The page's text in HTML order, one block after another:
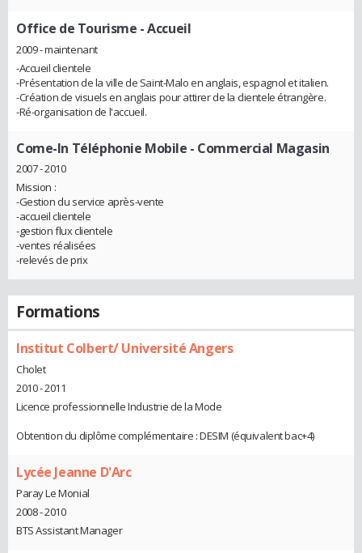
Office de Tourisme - Accueil
2009 - maintenant
-Accueil clientele
-Présentation de la ville de Saint-Malo en anglais, espagnol et italien.
-Création de visuels en anglais pour attirer de la clientele étrangère.
-Ré-organisation de l'accueil.
Come-In Téléphonie Mobile - Commercial Magasin
2007 - 2010
Mission :
-Gestion du service après-vente
-accueil clientele
-gestion flux clientele
-ventes réalisées
-relevés de prix
Formations
Institut Colbert/ Université Angers
Cholet
2010 - 2011
Licence professionnelle Industrie de la Mode
Obtention du diplôme complémentaire : DESIM (équivalent bac+4)
Lycée Jeanne D'Arc
Paray Le Monial
2008 - 2010
BTS Assistant Manager